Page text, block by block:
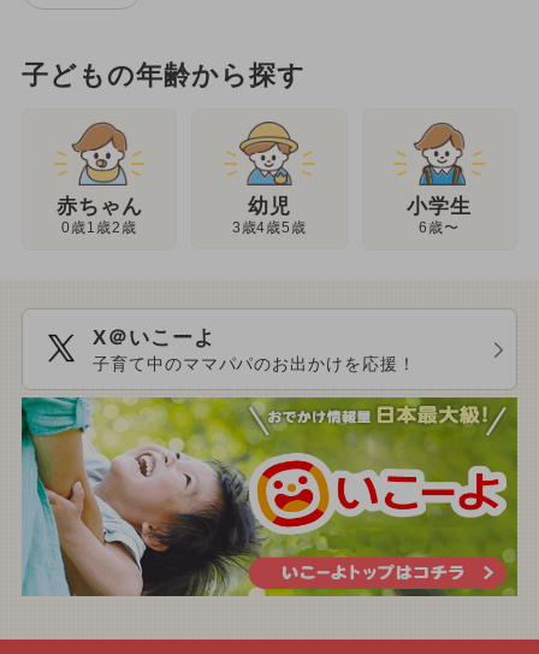
子どもの年齢から探す
赤ちゃん
0歳1歳2歳
幼児
3歳4歳5歳
小学生
6歳〜
X＠いこーよ
子育て中のママパパのお出かけを応援！